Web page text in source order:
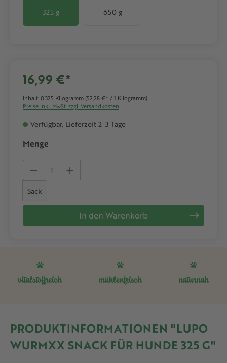
325 g 650 g
16,99 €*
Inhalt: 0.325 Kilogramm (52,28 €* / 1 Kilogramm)
Preise inkl. MwSt. zzgl. Versandkosten
Verfügbar, Lieferzeit 2-3 Tage
Menge
Produkt Anzahl: Gib den
Sack
In den Warenkorb
vitalstoffreich mühlenfrisch naturnah
PRODUKTINFORMATIONEN "LUPO
WURMXX SNACK FÜR HUNDE 325 G"